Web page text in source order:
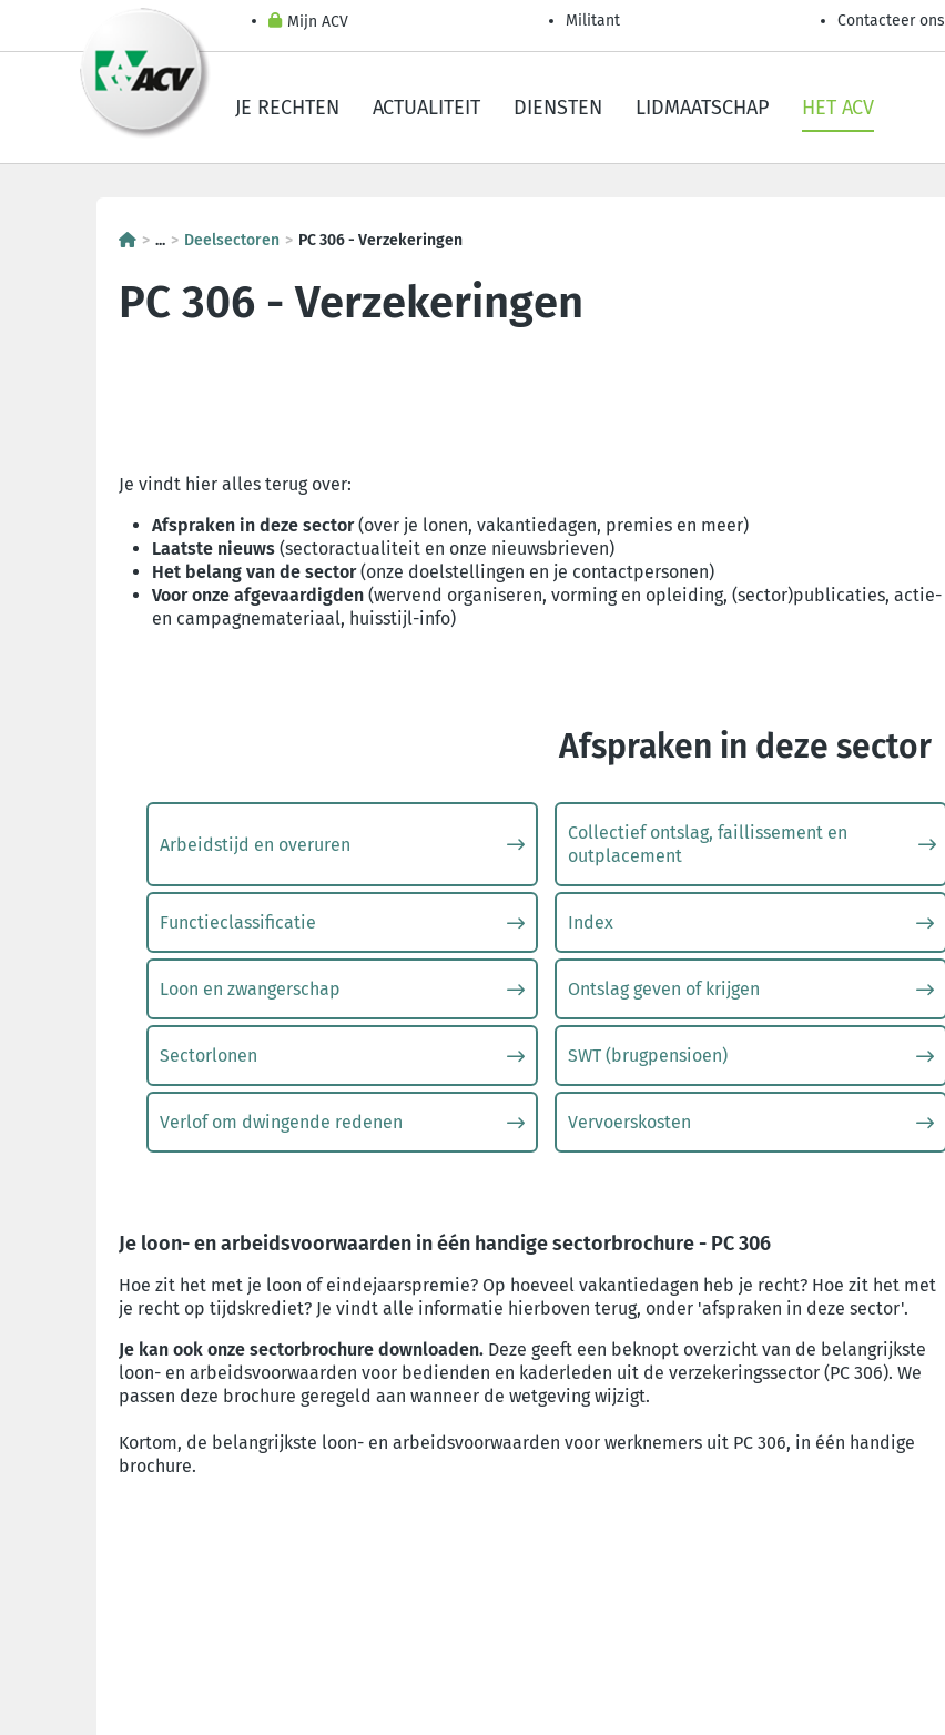
Mijn ACV Militant Contacteer ons
JE RECHTEN ACTUALITEIT DIENSTEN LIDMAATSCHAP HET ACV
... Deelsectoren PC 306 - Verzekeringen
PC 306 - Verzekeringen
Je vindt hier alles terug over:
Afspraken in deze sector(over je lonen, vakantiedagen, premies en meer)
Laatste nieuws (sectoractualiteit en onze nieuwsbrieven)
Het belang van de sector(onze doelstellingen en je contactpersonen)
Voor onze afgevaardigden (wervend organiseren, vorming en opleiding, (sector)publicaties, actie-
en campagnemateriaal, huisstijl-info)
Afspraken in deze sector
Arbeidstijd en overuren
Collectief ontslag, faillissement en
outplacement
Functieclassificatie Index
Loon en zwangerschap Ontslag geven of krijgen
Sectorlonen SWT (brugpensioen)
Verlof om dwingende redenen Vervoerskosten
Je loon- en arbeidsvoorwaarden in één handige sectorbrochure - PC 306
Hoe zit het met je loon of eindejaarspremie? Op hoeveel vakantiedagen heb je recht? Hoe zit het met
je recht op tijdskrediet? Je vindt alle informatie hierboven terug, onder 'afspraken in deze sector'.
Je kan ook onze sectorbrochure downloaden. Deze geeft een beknopt overzicht van de belangrijkste
loon- en arbeidsvoorwaarden voor bedienden en kaderleden uit de verzekeringssector (PC 306). We
passen deze brochure geregeld aan wanneer de wetgeving wijzigt.
Kortom, de belangrijkste loon- en arbeidsvoorwaarden voor werknemers uit PC 306, in één handige
brochure.